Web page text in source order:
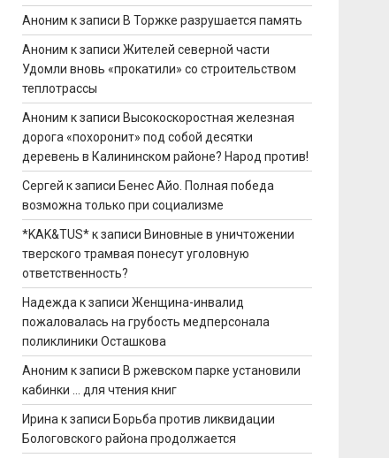
Аноним к записи В Торжке разрушается память
Аноним к записиЖителей северной части
Удомли вновь «прокатили» со строительством
теплотрассы
Аноним к записи Высокоскоростная железная
дорога «похоронит» под собой десятки
деревень в Калининском районе? Народ против!
Сергей к записи Бенес Айо. Полная победа
возможна только при социализме
*KAK&TUS*к записи Виновные в уничтожении
тверского трамвая понесут уголовную
ответственность?
Надежда к записиЖенщина-инвалид
пожаловалась на грубость медперсонала
поликлиники Осташкова
Аноним к записи В ржевском парке установили
кабинки … для чтения книг
Ирина к записи Борьба против ликвидации
Бологовского района продолжается